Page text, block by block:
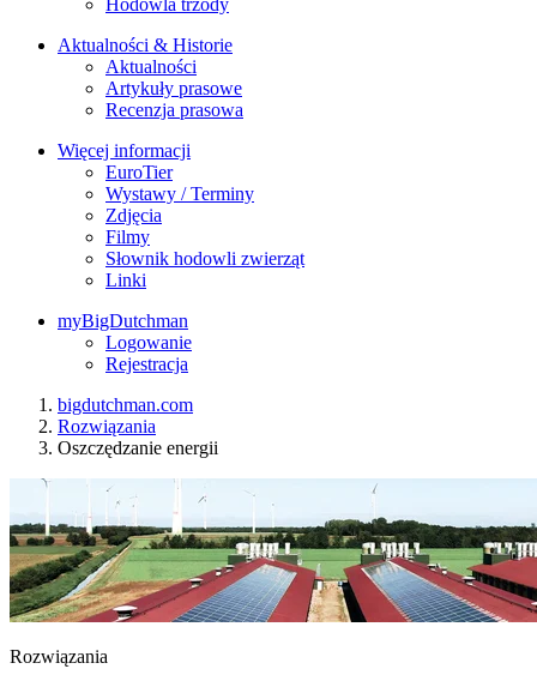
Hodowla trzody
Aktualności & Historie
Aktualności
Artykuły prasowe
Recenzja prasowa
Więcej informacji
EuroTier
Wystawy / Terminy
Zdjęcia
Filmy
Słownik hodowli zwierząt
Linki
myBigDutchman
Logowanie
Rejestracja
bigdutchman.com
Rozwiązania
​Oszczędzanie energii
Rozwiązania